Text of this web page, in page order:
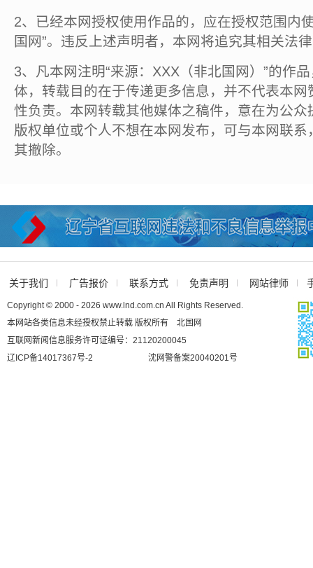
2、已经本网授权使用作品的，应在授权范围内
国网”。违反上述声明者，本网将追究其相关法
3、凡本网注明“来源：XXX（非北国网）”的作
体，转载目的在于传递更多信息，并不代表本
性负责。本网转载其他媒体之稿件，意在为公
版权单位或个人不想在本网发布，可与本网联
其撤除。
关于我们 广告报价 联系方式 免责声明 网站律师
Copyright © 2000 - 2026 www.lnd.com.cn All Rights Reserved.
本网站各类信息未经授权禁止转载 版权所有 北国网
互联网新闻信息服务许可证编号：21120200045
辽ICP备14017367号-2
沈网警备案20040201号